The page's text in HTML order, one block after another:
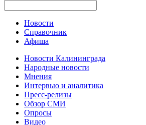
Новости
Справочник
Афиша
Новости Калининграда
Народные новости
Мнения
Интервью и аналитика
Пресс-релизы
Обзор СМИ
Опросы
Видео